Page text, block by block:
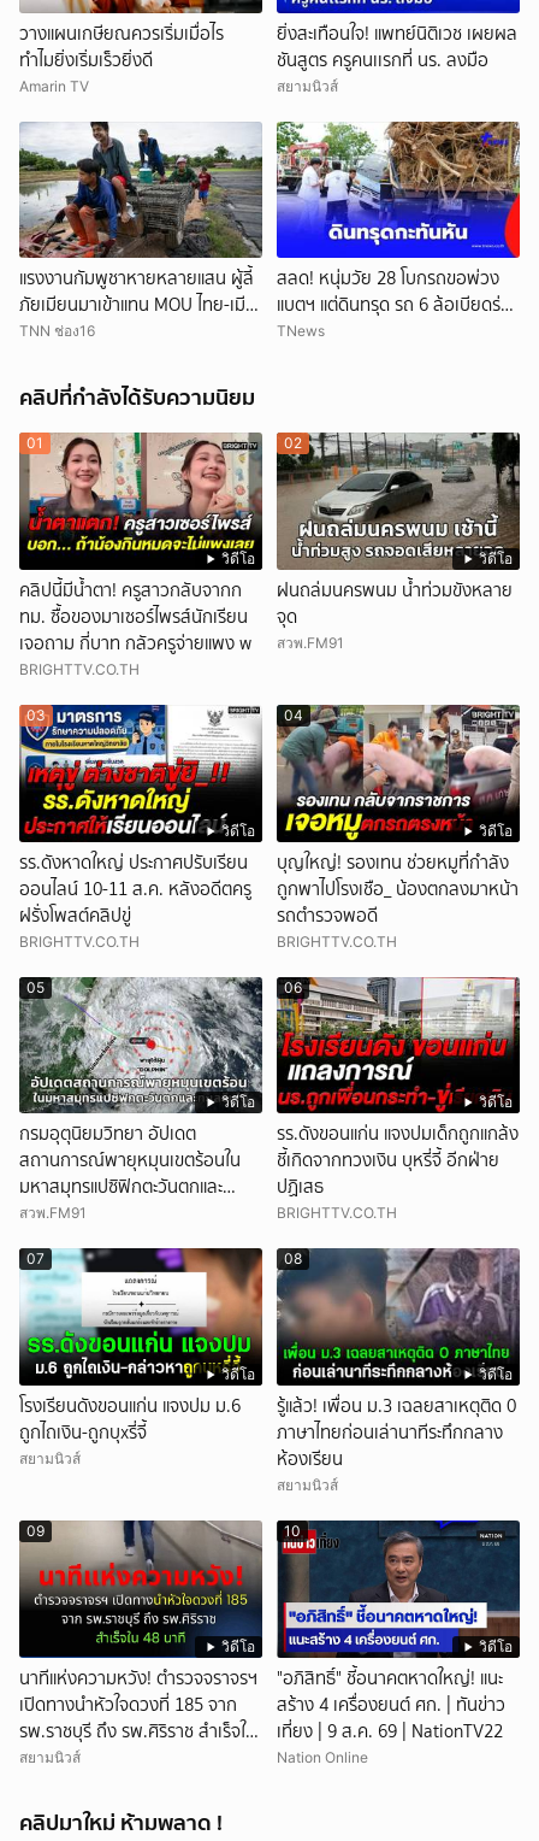
วางแผนเกษียณควรเริ่มเมื่อไร
ทำไมยิ่งเริ่มเร็วยิ่งดี
Amarin TV
ยิ่งสะเทือนใจ! แพทย์นิติเวช เผยผล
ชันสูตร ครูคนเเรกที่ นร. ลงมือ
สยามนิวส์
แรงงานกัมพูชาหายหลายแสน ผู้ลี้
ภัยเมียนมาเข้าแทน MOU ไทย-เมีย
นมาจะเปิดทางแค่ไหน
TNN ช่อง16
สลด! หนุ่มวัย 28 โบกรถขอพ่วง
แบตฯ แต่ดินทรุด รถ 6 ล้อเบียดร่าง
ดับ
TNews
คลิปที่กำลังได้รับความนิยม
วิดีโอ
01
คลิปนี้มีน้ำตา! ครูสาวกลับจากก
ทม. ซื้อของมาเซอร์ไพรส์นักเรียน
เจอถาม กี่บาท กลัวครูจ่ายแพง w
BRIGHTTV.CO.TH
วิดีโอ
02
ฝนถล่มนครพนม น้ำท่วมขังหลาย
จุด
สวพ.FM91
วิดีโอ
03
รร.ดังหาดใหญ่ ประกาศปรับเรียน
ออนไลน์ 10-11 ส.ค. หลังอดีตครู
ฝรั่งโพสต์คลิปขู่
BRIGHTTV.CO.TH
วิดีโอ
04
บุญใหญ่! รองเทน ช่วยหมูที่กำลัง
ถูกพาไปโรงเชือ_ น้องตกลงมาหน้า
รถตำรวจพอดี
BRIGHTTV.CO.TH
วิดีโอ
05
กรมอุตุนิยมวิทยา อัปเดต
สถานการณ์พายุหมุนเขตร้อนใน
มหาสมุทรแปซิฟิกตะวันตกและ
ทะเลจีนใต้
สวพ.FM91
วิดีโอ
06
รร.ดังขอนแก่น แจงปมเด็กถูกแกล้ง
ชี้เกิดจากทวงเงิน บุหรี่จี้ อีกฝ่าย
ปฏิเสธ
BRIGHTTV.CO.TH
วิดีโอ
07
โรงเรียนดังขอนแก่น แจงปม ม.6
ถูกไถเงิน-ถูกบุxรี่จี้
สยามนิวส์
วิดีโอ
08
รู้แล้ว! เพื่อน ม.3 เฉลยสาเหตุติด 0
ภาษาไทยก่อนเล่านาทีระทึกกลาง
ห้องเรียน
สยามนิวส์
วิดีโอ
09
นาทีแห่งความหวัง! ตำรวจจราจรฯ
เปิดทางนำหัวใจดวงที่ 185 จาก
รพ.ราชบุรี ถึง รพ.ศิริราช สำเร็จใน
48 นาที
สยามนิวส์
วิดีโอ
10
"อภิสิทธิ์" ชี้อนาคตหาดใหญ่! แนะ
สร้าง 4 เครื่องยนต์ ศก. | ทันข่าว
เที่ยง | 9 ส.ค. 69 | NationTV22
Nation Online
คลิปมาใหม่ ห้ามพลาด !